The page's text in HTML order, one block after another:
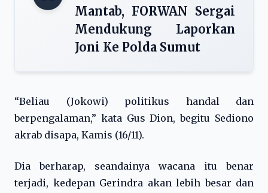
Mantab, FORWAN Sergai
Mendukung Laporkan
Joni Ke Polda Sumut
“Beliau (Jokowi) politikus handal dan
berpengalaman,” kata Gus Dion, begitu Sediono
akrab disapa, Kamis (16/11).
Dia berharap, seandainya wacana itu benar
terjadi, kedepan Gerindra akan lebih besar dan